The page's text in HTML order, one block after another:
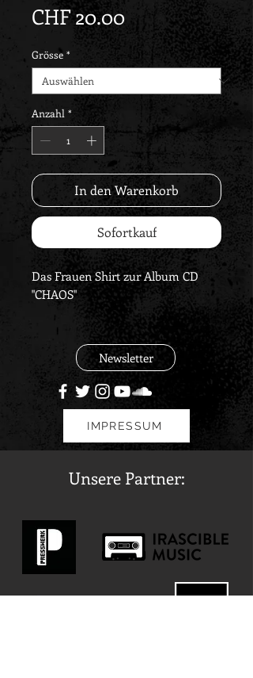
CHF 20.00Preis
Grösse *
Anzahl *
In den Warenkorb
Sofortkauf
Das Frauen Shirt zur Album CD
"CHAOS"
Newsletter
IMPRESSUM
Unsere Partner: